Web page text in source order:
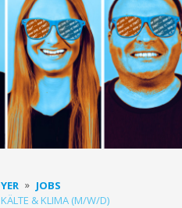
JOBS
KÄLTE & KLIMA (M/W/D)